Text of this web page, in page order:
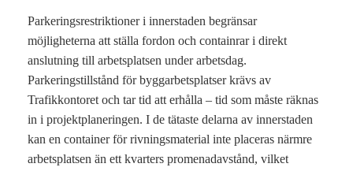
Parkeringsrestriktioner i innerstaden begränsar
möjligheterna att ställa fordon och containrar i direkt
anslutning till arbetsplatsen under arbetsdag.
Parkeringstillstånd för byggarbetsplatser krävs av
Trafikkontoret och tar tid att erhålla – tid som måste räknas
in i projektplaneringen. I de tätaste delarna av innerstaden
kan en container för rivningsmaterial inte placeras närmre
arbetsplatsen än ett kvarters promenadavstånd, vilket